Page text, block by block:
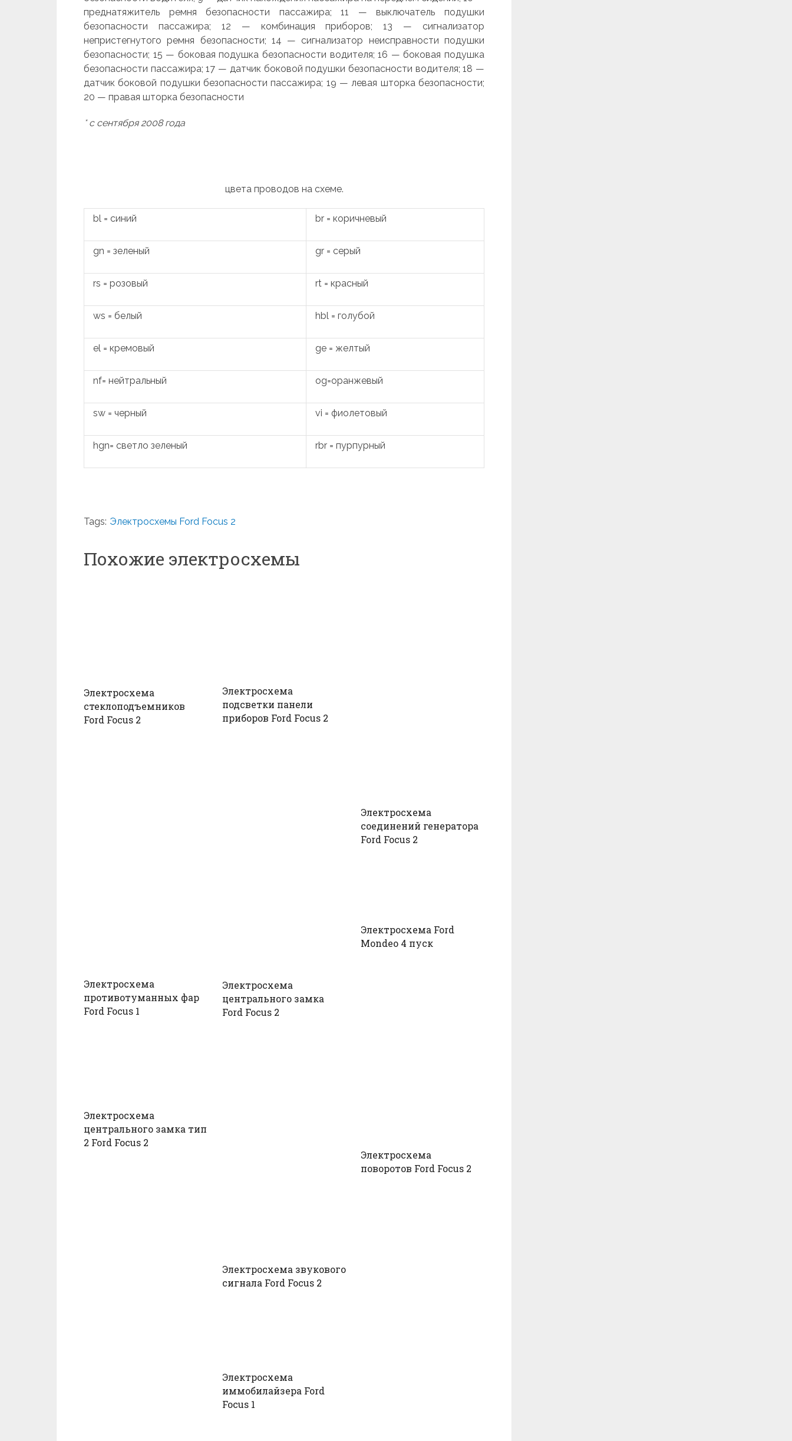
преднатяжитель ремня безопасности пассажира; 11 — выключатель подушки
безопасности пассажира; 12 — комбинация приборов; 13 — сигнализатор
непристегнутого ремня безопасности; 14 — сигнализатор неисправности подушки
безопасности; 15 — боковая подушка безопасности водителя; 16 — боковая подушка
безопасности пассажира; 17 — датчик боковой подушки безопасности водителя; 18 —
датчик боковой подушки безопасности пассажира; 19 — левая шторка безопасности;
20 — правая шторка безопасности
* с сентября 2008 года
цвета проводов на схеме.
bl = синий br = коричневый
gn = зеленый gr = серый
rs = розовый rt = красный
ws = белый hbl = голубой
el = кремовый ge = желтый
nf= нейтральный og=оранжевый
sw = черный vi = фиолетовый
hgn= светло зеленый rbr = пурпурный
Tags: Электросхемы Ford Focus 2
Похожие электросхемы
Электросхема
стеклоподъемников
Ford Focus 2
Электросхема
подсветки панели
приборов Ford Focus 2
Электросхема
соединений генератора
Ford Focus 2
Электросхема
противотуманных фар
Ford Focus 1
Электросхема
центрального замка
Ford Focus 2
Электросхема Ford
Mondeo 4 пуск
Электросхема
центрального замка тип
2 Ford Focus 2
Электросхема звукового
сигнала Ford Focus 2
Электросхема
поворотов Ford Focus 2
Электросхема
иммобилайзера Ford
Focus 1